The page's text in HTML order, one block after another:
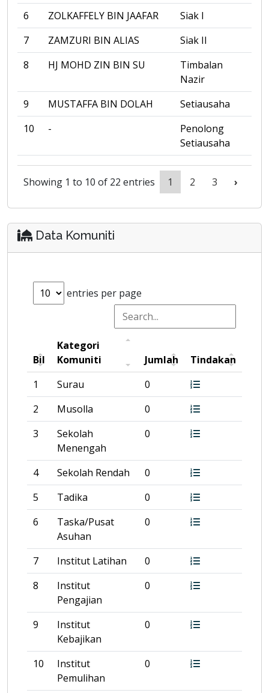
6
ZOLKAFFELY BIN JAAFAR
Siak I
7
ZAMZURI BIN ALIAS
Siak II
8
HJ MOHD ZIN BIN SU
Timbalan
Nazir
9
MUSTAFFA BIN DOLAH
Setiausaha
10
-
Penolong
Setiausaha
Showing 1 to 10 of 22 entries 1 2 3 ›
Data Komuniti
entries per page
Bil
Kategori
Komuniti
Jumlah
Tindakan
1
Surau
0
2
Musolla
0
3
Sekolah
Menengah
0
4 Sekolah Rendah
0
5
Tadika
0
6
Taska/Pusat
Asuhan
0
7 Institut Latihan
0
8
Institut
Pengajian
0
9
Institut
Kebajikan
0
10
Institut
Pemulihan
0